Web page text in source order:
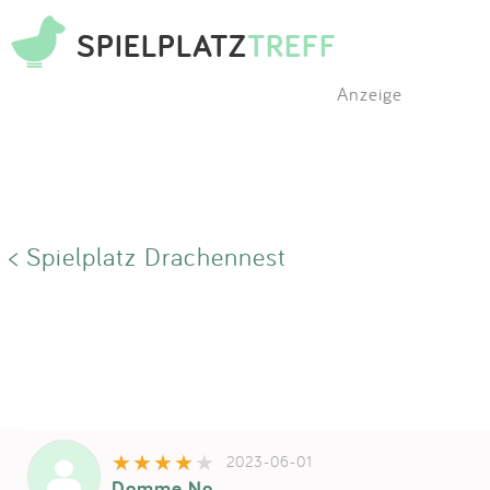
SPIELPLATZTREFF
Anzeige
< Spielplatz Drachennest
2023-06-01